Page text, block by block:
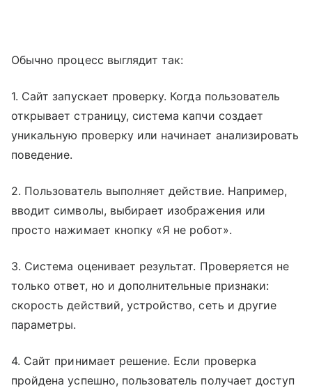
Обычно процесс выглядит так:
1. Сайт запускает проверку. Когда пользователь
открывает страницу, система капчи создает
уникальную проверку или начинает анализировать
поведение.
2. Пользователь выполняет действие. Например,
вводит символы, выбирает изображения или
просто нажимает кнопку «Я не робот».
3. Система оценивает результат. Проверяется не
только ответ, но и дополнительные признаки:
скорость действий, устройство, сеть и другие
параметры.
4. Сайт принимает решение. Если проверка
пройдена успешно, пользователь получает доступ